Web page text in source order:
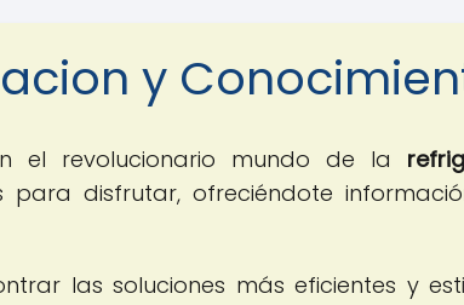
y
el revolucionario mundo de la
disfrutar, ofreciéndote
las soluciones más eficientes y